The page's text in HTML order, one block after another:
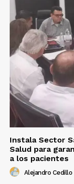
Instala Sector
Salud para
a los pacientes
Alejandro Cedillo